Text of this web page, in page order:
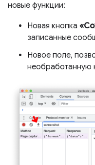
новые функции:
Новая кнопка
записанные
Новое поле,
необработанную